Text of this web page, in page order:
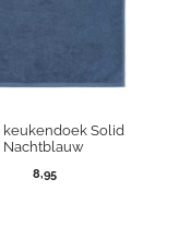
keukendoek Solid
Nachtblauw
8,95